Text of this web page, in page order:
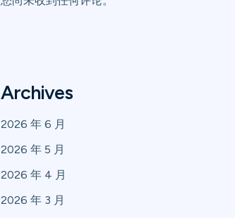
Archives
2026 年 6 月
2026 年 5 月
2026 年 4 月
2026 年 3 月